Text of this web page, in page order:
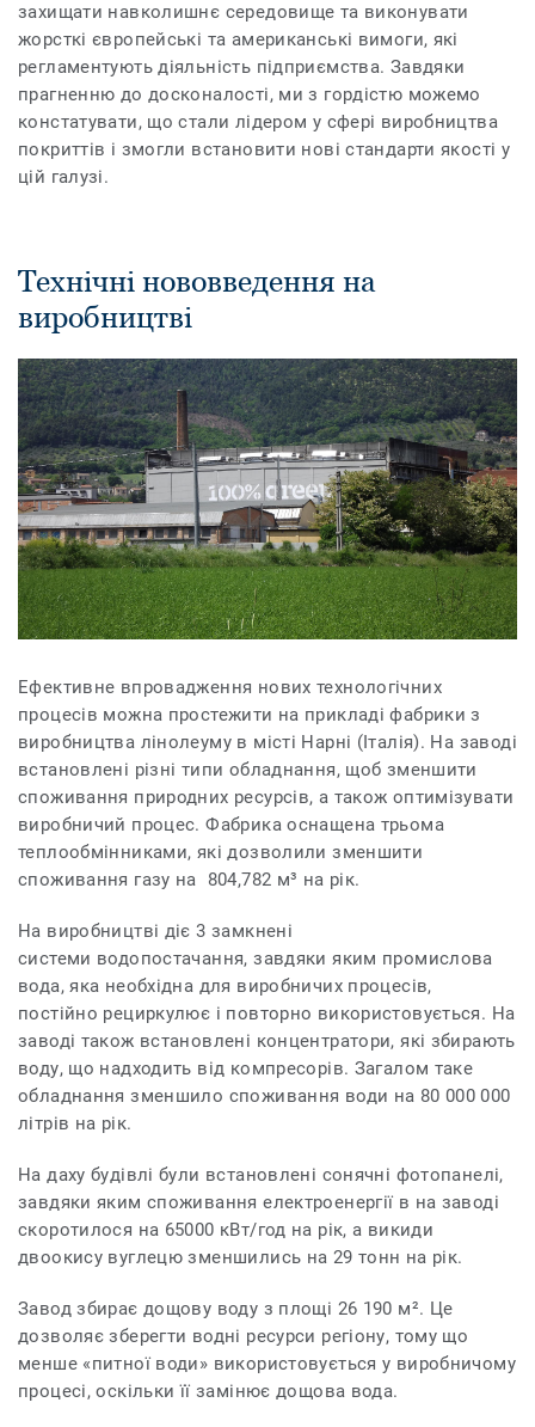
захищати навколишнє середовище та виконувати
жорсткі європейські та американські вимоги, які
регламентують діяльність підприємства. Завдяки
прагненню до досконалості, ми з гордістю можемо
констатувати, що стали лідером у сфері виробництва
покриттів і змогли встановити нові стандарти якості у
цій галузі.
Технічні нововведення на
виробництві
Ефективне впровадження нових технологічних
процесів можна простежити на прикладі фабрики з
виробництва лінолеуму в місті Нарні (Італія). На заводі
встановлені різні типи обладнання, щоб зменшити
споживання природних ресурсів, а також оптимізувати
виробничий процес. Фабрика оснащена трьома
теплообмінниками, які дозволили зменшити
споживання газу на 804,782 м³ на рік.
На виробництві діє 3 замкнені
системи водопостачання, завдяки яким промислова
вода, яка необхідна для виробничих процесів,
постійно рециркулює і повторно використовується. На
заводі також встановлені концентратори, які збирають
воду, що надходить від компресорів. Загалом таке
обладнання зменшило споживання води на 80 000 000
літрів на рік.
На даху будівлі були встановлені сонячні фотопанелі,
завдяки яким споживання електроенергії в на заводі
скоротилося на 65000 кВт/год на рік, а викиди
двоокису вуглецю зменшились на 29 тонн на рік.
Завод збирає дощову воду з площі 26 190 м². Це
дозволяє зберегти водні ресурси регіону, тому що
менше «питної води» використовується у виробничому
процесі, оскільки її замінює дощова вода.